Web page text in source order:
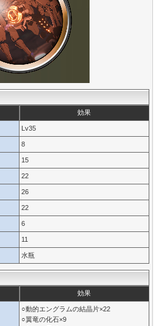
効果
Lv35
8
15
22
26
22
6
11
水瓶
効果
○動的エングラムの結晶片×22
○翼竜の化石×9